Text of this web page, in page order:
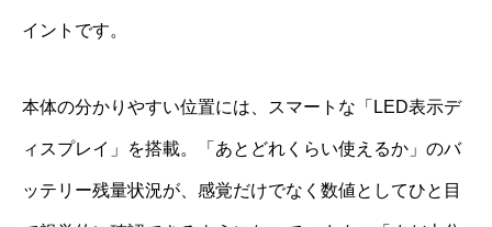
イントです。
本体の分かりやすい位置には、スマートな「LED表示デ
ィスプレイ」を搭載。「あとどれくらい使えるか」のバ
ッテリー残量状況が、感覚だけでなく数値としてひと目